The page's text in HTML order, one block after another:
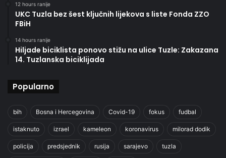
12 hours ranije
UKC Tuzla bez šest ključnih lijekova s liste Fonda ZZO
FBiH
14 hours ranije
Hiljade biciklista ponovo stižu na ulice Tuzle: Zakazana
14. Tuzlanska biciklijada
Popularno
bih Bosna i Hercegovina Covid-19 fokus fudbal
istaknuto izrael kameleon koronavirus milorad dodik
policija predsjednik rusija sarajevo tuzla